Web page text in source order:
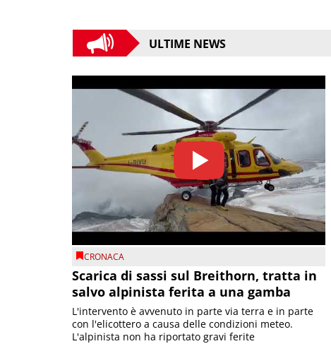
ULTIME NEWS
CRONACA
Scarica di sassi sul Breithorn, tratta in
salvo alpinista ferita a una gamba
L'intervento è avvenuto in parte via terra e in parte
con l'elicottero a causa delle condizioni meteo.
L'alpinista non ha riportato gravi ferite